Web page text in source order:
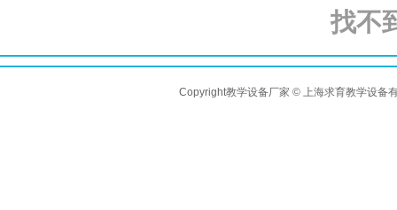
找不
Copyright教学设备厂家 © 上海求育教学设备